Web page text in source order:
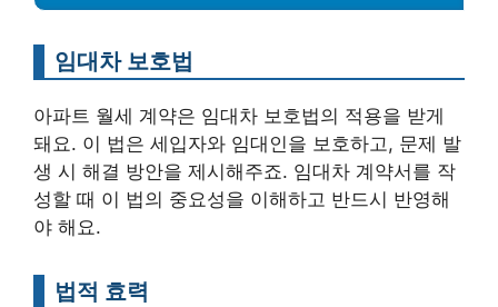
임대차 보호법
아파트 월세 계약은 임대차 보호법의 적용을 받게
돼요. 이 법은 세입자와 임대인을 보호하고, 문제 발
생 시 해결 방안을 제시해주죠. 임대차 계약서를 작
성할 때 이 법의 중요성을 이해하고 반드시 반영해
야 해요.
법적 효력